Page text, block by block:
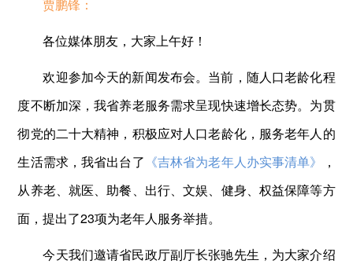
贾鹏锋：
各位媒体朋友，大家上午好！
欢迎参加今天的新闻发布会。当前，随人口老龄化程
度不断加深，我省养老服务需求呈现快速增长态势。为贯
彻党的二十大精神，积极应对人口老龄化，服务老年人的
生活需求，我省出台了 《吉林省为老年人办实事清单》
，
从养老、就医、助餐、出行、文娱、健身、权益保障等方
面，提出了23项为老年人服务举措。
今天我们邀请省民政厅副厅长张驰先生，为大家介绍